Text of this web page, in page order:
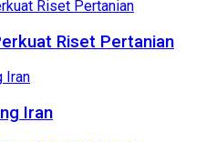
Riset Pertanian
Iran